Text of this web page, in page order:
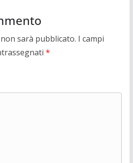
sarà pubblicato. I campi
*